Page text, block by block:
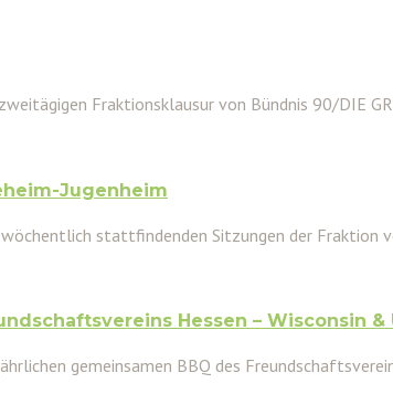
Fraktionsklausur von Bündnis 90/DIE
Jugenheim
stattfindenden Sitzungen der Fraktion
Hessen – Wisconsin &
gemeinsamen BBQ des